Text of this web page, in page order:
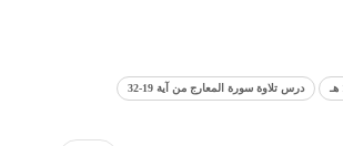
درس تلاوة سورة المعارج من آية 19-32